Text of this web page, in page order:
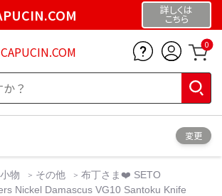
詳しくは
こちら
0
変更
物 その他
布丁さま❤️ SETO
Nickel Damascus VG10 Santoku Knife